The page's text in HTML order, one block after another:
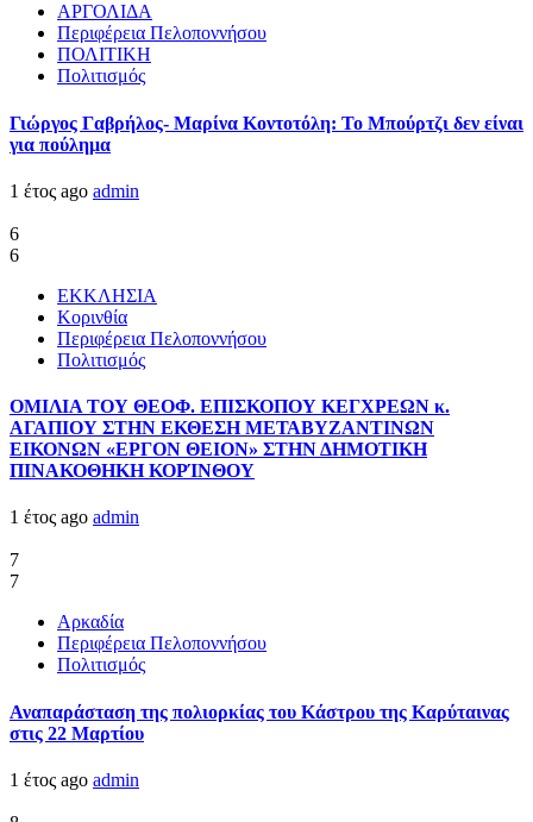
ΑΡΓΟΛΙΔΑ
Περιφέρεια Πελοποννήσου
ΠΟΛΙΤΙΚΗ
Πολιτισμός
Γιώργος Γαβρήλος- Μαρίνα Κοντοτόλη: Το Μπούρτζι δεν είναι
για πούλημα
1 έτος ago admin
6
6
ΕΚΚΛΗΣΙΑ
Κορινθία
Περιφέρεια Πελοποννήσου
Πολιτισμός
ΟΜΙΛΙΑ ΤΟΥ ΘΕΟΦ. ΕΠΙΣΚΟΠΟΥ ΚΕΓΧΡΕΩΝ κ.
ΑΓΑΠΙΟΥ ΣΤΗΝ ΕΚΘΕΣΗ ΜΕΤΑΒΥΖΑΝΤΙΝΩΝ
ΕΙΚΟΝΩΝ «ΕΡΓΟΝ ΘΕΙΟΝ» ΣΤΗΝ ΔΗΜΟΤΙΚΗ
ΠΙΝΑΚΟΘΗΚΗ ΚΟΡΊΝΘΟΥ
1 έτος ago admin
7
7
Αρκαδία
Περιφέρεια Πελοποννήσου
Πολιτισμός
Αναπαράσταση της πολιορκίας του Κάστρου της Καρύταινας
στις 22 Μαρτίου
1 έτος ago admin